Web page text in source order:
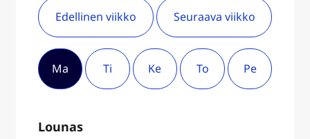
Edellinen viikko
Ma Ti Ke To Pe
Seuraava viikko
Lounas